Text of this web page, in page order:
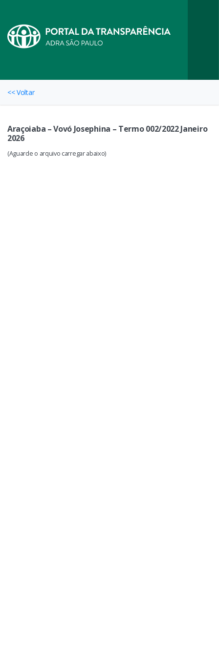
<< Voltar
Araçoiaba – Vovó Josephina – Termo 002/2022 Janeiro
2026
(Aguarde o arquivo carregar abaixo)